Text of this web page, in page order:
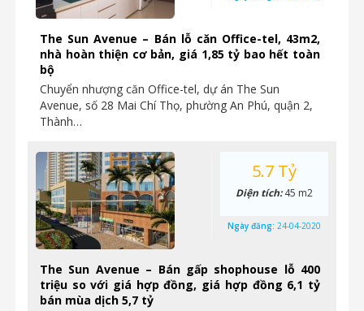
The Sun Avenue – Bán lỗ căn Office-tel, 43m2,
nhà hoàn thiện cơ bản, giá 1,85 tỷ bao hết toàn
bộ
Chuyển nhượng căn Office-tel, dự án The Sun
Avenue, số 28 Mai Chí Thọ, phường An Phú, quận 2,
Thành…
The Sun Avenue – Bán gấp shophouse lỗ 400
triệu so với giá hợp đồng, giá hợp đồng 6,1 tỷ
bán mùa dịch 5,7 tỷ
5.7 Tỷ
Diện tích:45 m2
Ngày đăng: 24-04-2020